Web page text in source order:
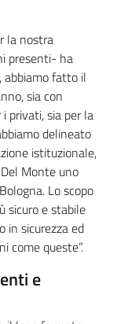
la nostra
presenti- ha
abbiamo fatto il
sia con
privati, sia per la
delineato
istituzionale,
Monte uno
Lo scopo
sicuro e stabile
in sicurezza ed
come queste”.
e